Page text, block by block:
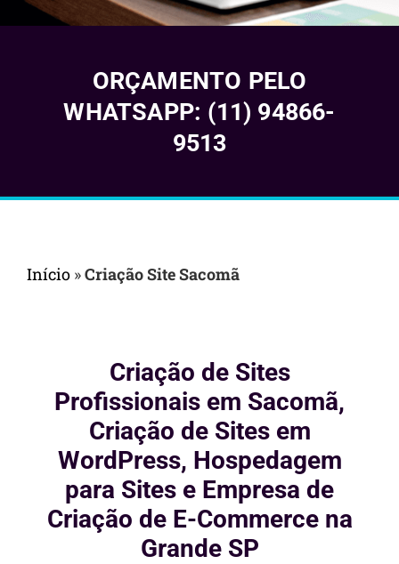
ORÇAMENTO PELO
WHATSAPP: (11) 94866-
9513
Início »Criação Site Sacomã
Criação de Sites
Profissionais em Sacomã,
Criação de Sites em
WordPress, Hospedagem
para Sites e Empresa de
Criação de E-Commerce na
Grande SP